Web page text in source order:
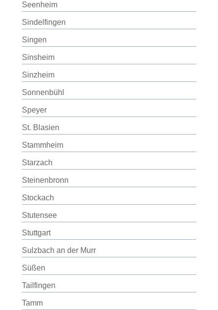
Seenheim
Sindelfingen
Singen
Sinsheim
Sinzheim
Sonnenbühl
Speyer
St. Blasien
Stammheim
Starzach
Steinenbronn
Stockach
Stutensee
Stuttgart
Sulzbach an der Murr
Süßen
Tailfingen
Tamm